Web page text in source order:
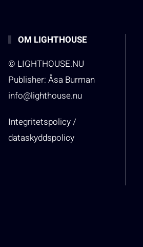
OM LIGHTHOUSE
© LIGHTHOUSE.NU
Publisher: Åsa Burman
info@lighthouse.nu
Integritetspolicy /
dataskyddspolicy